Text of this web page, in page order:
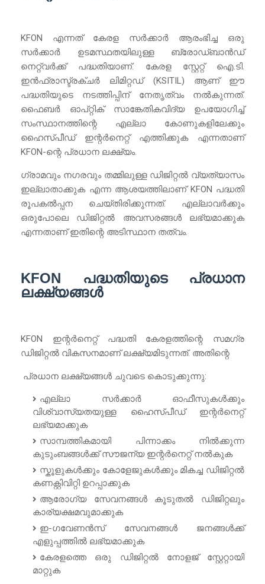
KFON എന്നത് കേരള സർക്കാർ ആരംഭിച്ച ഒരു
സർക്കാർ ഉടമസ്ഥതയിലുള്ള ബ്രോഡ്ബാൻഡ്
നെറ്റ്‌വർക്ക് പദ്ധതിയാണ്. കേരള സ്റ്റേറ്റ് ഐ.ടി.
ഇൻഫ്രാസ്ട്രക്ചർ ലിമിറ്റഡ് (KSITIL) ആണ് ഈ
പദ്ധതിയുടെ നടത്തിപ്പിന് നേതൃത്വം നൽകുന്നത്.
ഫൈബർ ഓപ്റ്റിക് സാങ്കേതികവിദ്യ ഉപയോഗിച്ച്
സംസ്ഥാനത്തിന്റെ എല്ലാ കോണുകളിലേക്കും
ഹൈസ്പീഡ് ഇന്റർനെറ്റ് എത്തിക്കുക എന്നതാണ്
KFON-ന്റെ പ്രധാന ലക്ഷ്യം.
ഗ്രാമവും നഗരവും തമ്മിലുള്ള ഡിജിറ്റൽ വ്യത്യാസം
ഇല്ലാതാക്കുക എന്ന ആശയത്തിലാണ് KFON പദ്ധതി
രൂപകൽപ്പന ചെയ്തിരിക്കുന്നത്. എല്ലാവർക്കും
ഒരുപോലെ ഡിജിറ്റൽ അവസരങ്ങൾ ലഭ്യമാക്കുക
എന്നതാണ് ഇതിന്റെ അടിസ്ഥാന തത്വം.
KFON പദ്ധതിയുടെ പ്രധാന
ലക്ഷ്യങ്ങൾ
KFON ഇന്റർനെറ്റ് പദ്ധതി കേരളത്തിന്റെ സമഗ്ര
ഡിജിറ്റൽ വികസനമാണ് ലക്ഷ്യമിടുന്നത്. അതിന്റെ
പ്രധാന ലക്ഷ്യങ്ങൾ ചുവടെ കൊടുക്കുന്നു:
എല്ലാ സർക്കാർ ഓഫീസുകൾക്കും
വിശ്വാസ്യതയുള്ള ഹൈസ്പീഡ് ഇന്റർനെറ്റ്
ലഭ്യമാക്കുക
സാമ്പത്തികമായി പിന്നാക്കം നിൽക്കുന്ന
കുടുംബങ്ങൾക്ക് സൗജന്യ ഇന്റർനെറ്റ് നൽകുക
സ്കൂളുകൾക്കും കോളേജുകൾക്കും മികച്ച ഡിജിറ്റൽ
കണക്റ്റിവിറ്റി ഉറപ്പാക്കുക
ആരോഗ്യ സേവനങ്ങൾ കൂടുതൽ ഡിജിറ്റലും
കാര്യക്ഷമവുമാക്കുക
ഇ-ഗവേണൻസ് സേവനങ്ങൾ ജനങ്ങൾക്ക്
എളുപ്പത്തിൽ ലഭ്യമാക്കുക
കേരളത്തെ ഒരു ഡിജിറ്റൽ നോളജ് സ്റ്റേറ്റായി
മാറ്റുക